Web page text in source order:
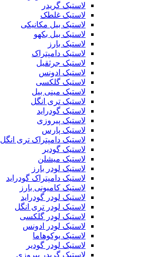
لاستیک گریدر
لاستیک غلطک
لاستیک بیل مکانیکی
لاستیک بیل بکهو
لاستیک بارز
لاستیک دامپتراک
لاستیک جرثقیل
لاستیک ادونس
لاستیک گلکسی
لاستیک مینی بیل
لاستیک تری انگل
لاستیک گودراید
لاستیک پیروزی
لاستیک پارس
لاستیک دامپتراک تری انگل
لاستیک گودیر
لاستیک میشلن
لاستیک لودر بارز
لاستیک دامپتراک گودراید
لاستیک کامیونی بارز
لاستیک لودر گودراید
لاستیک لودر تری انگل
لاستیک لودر گلکسی
لاستیک لودر ادونس
لاستیک یوکوهاما
لاستیک لودر گودیر
لاستیک گریدر پیروزی